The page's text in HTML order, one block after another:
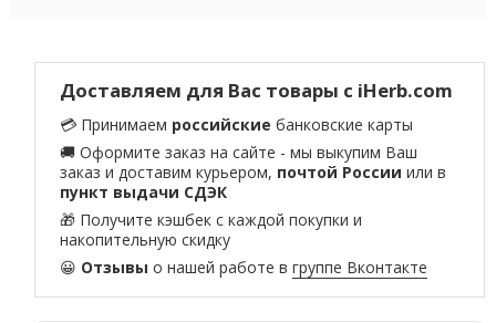
Доставляем для Вас товары с iHerb.com
💳 Принимаем российские банковские карты
🚚 Оформите заказ на сайте - мы выкупим Ваш
заказ и доставим курьером, почтой России или в
пункт выдачи СДЭК
🎁 Получите кэшбек с каждой покупки и
накопительную скидку
😀 Отзывы о нашей работе вгруппе Вконтакте